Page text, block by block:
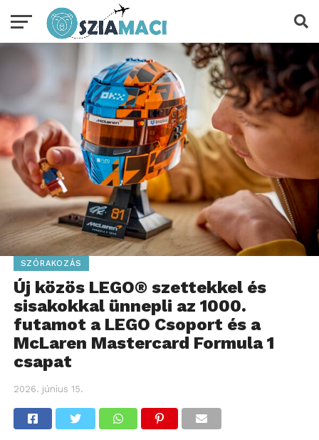
SZÓRAKOZÁS
Új közös LEGO® szettekkel és
sisakokkal ünnepli az 1000.
futamot a LEGO Csoport és a
McLaren Mastercard Formula 1
csapat
2026. június 15.